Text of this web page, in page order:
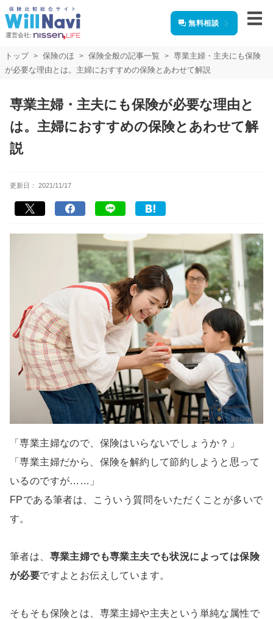
運営会社:
無料相談
トップ 保険のほ 保険全般の記事一覧
専業主婦・主夫にも保険
が必要な理由とは。主婦におすすめの保険とあわせて解説
専業主婦・主夫にも保険が必要な理由と
は。主婦におすすめの保険とあわせて解
説
更新日： 2021/11/17
「専業主婦なので、保険はいらないでしょうか？」
「専業主婦だから、保険を解約して節約しようと思って
いるのですが……」
FPである筆者は、こういう質問をいただくことが多いで
す。
筆者は、 専業主婦でも専業主夫でも状況によっては保険
が必要ですよとお伝えしています。
そもそも保険とは、専業主婦や主夫という単純な属性で